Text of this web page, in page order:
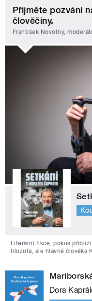
Přijměte pozvání
člověčiny.
František Novotný,
Literární fikce, pokus
filozofa, ale hlavně člověka
Dora